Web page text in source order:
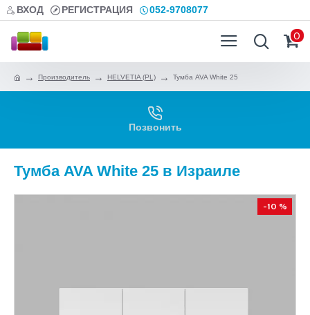
ВХОД РЕГИСТРАЦИЯ 052-9708077
0
Производитель HELVETIA (PL) Тумба AVA White 25
Позвонить
Тумба AVA White 25 в Израиле
-10 %